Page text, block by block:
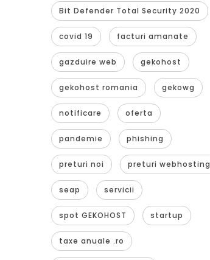
Bit Defender Total Security 2020
covid 19 facturi amanate
gazduire web gekohost
gekohost romania gekowg
notificare oferta
pandemie phishing
preturi noi preturi webhosting
seap servicii
spot GEKOHOST startup
taxe anuale .ro